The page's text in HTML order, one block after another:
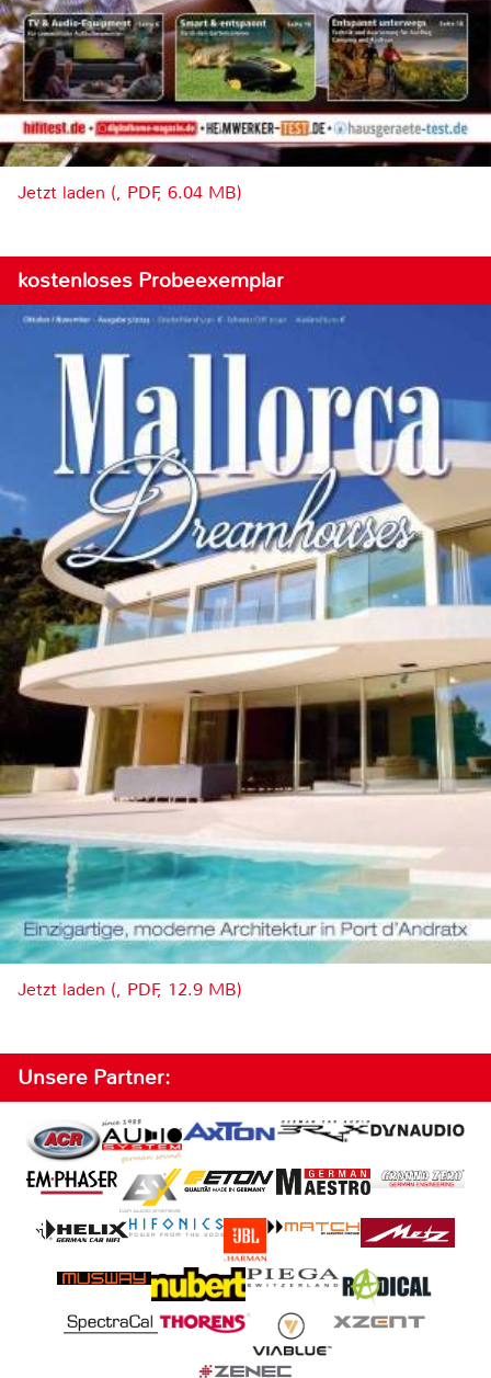
Jetzt laden (, PDF, 6.04 MB)
kostenloses Probeexemplar
Jetzt laden (, PDF, 12.9 MB)
Unsere Partner: